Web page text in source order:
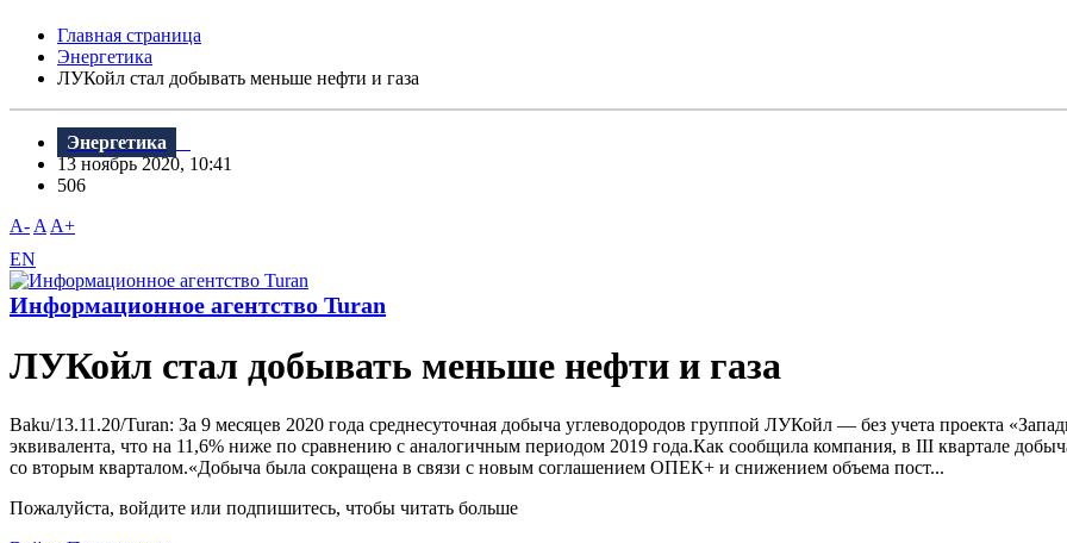
Главная страница
Энергетика
ЛУКойл стал добывать меньше нефти и газа
Энергетика
13 ноябрь 2020, 10:41
506
A- A A+
EN
Информационное агентство Turan
ЛУКойл стал добывать меньше нефти и газа
Baku/13.11.20/Turan: За 9 месяцев 2020 года среднесуточная добыча углеводородов группой ЛУКойл — без учета проекта
эквивалента, что на 11,6% ниже по сравнению с аналогичным периодом 2019 года.Как сообщила компания, в III квартале
со вторым кварталом.«Добыча была сокращена в связи с новым соглашением ОПЕК+ и снижением объема пост...
Пожалуйста, войдите или подпишитесь, чтобы читать больше